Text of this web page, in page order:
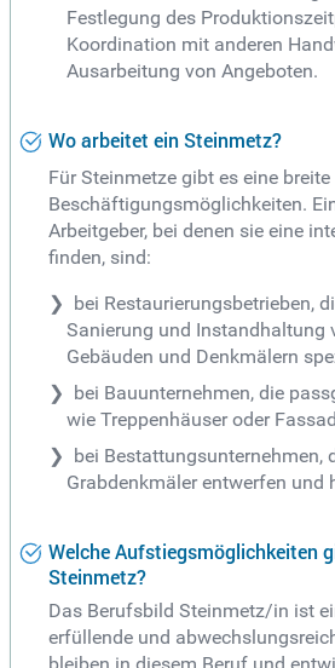
Festlegung des
Koordination mit anderen
Ausarbeitung von Angeboten.
Wo arbeitet ein Steinmetz?
Für Steinmetze gibt es eine
Beschäftigungsmöglichkeiten.
Arbeitgeber, bei denen sie eine
finden, sind:
bei Restaurierungsbetrieben,
Sanierung und Instandhaltung
Gebäuden und Denkmälern
bei Bauunternehmen, die
wie Treppenhäuser oder
bei Bestattungsunternehmen,
Grabdenkmäler entwerfen und
Welche Aufstiegsmöglichkeiten
Steinmetz?
Das Berufsbild Steinmetz/in ist
erfüllende und
bleiben in diesem Beruf und